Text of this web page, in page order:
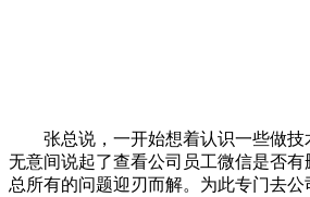
张总说，一开始想着认识一些做
无意间说起了查看公司员工微信是否
总所有的问题迎刃而解。为此专门去